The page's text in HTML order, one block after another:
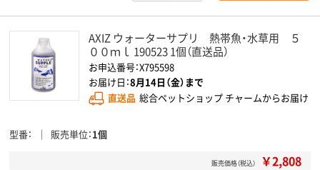
AXIZ ウォーターサプリ 熱帯魚・水草用 ５
００ｍｌ 190523 1個（直送品）
お申込番号：X795598
お届け日：8月14日（金）まで
直送品 総合ペットショップ チャームからお届け
型番 販売単位 1個
販売価格（税込） ￥2,808